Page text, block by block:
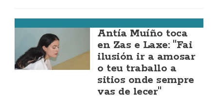
Antía Muíño toca
en Zas e Laxe: "Fai
ilusión ir a amosar
o teu traballo a
sitios onde sempre
vas de lecer"